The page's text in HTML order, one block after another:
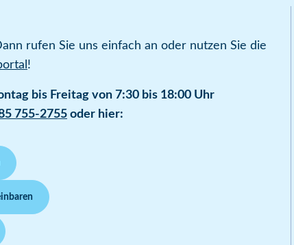
rufen Sie uns einfach an oder nutzen Sie die
!
bis Freitag von 7:30 bis 18:00 Uhr
755-2755 oder hier: